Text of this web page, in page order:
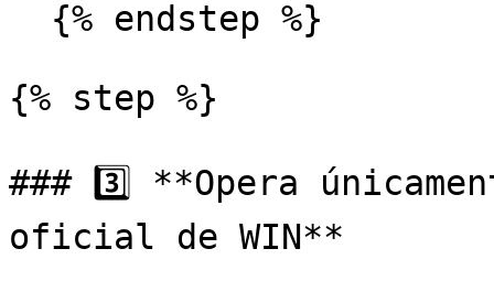
{% step %}
### 3️⃣ **Opera
oficial de WIN**